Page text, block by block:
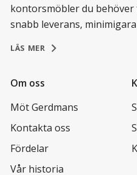
kontorsmöbler du
snabb leverans,
LÄS MER
Om oss
Möt Gerdmans
Kontakta oss
Fördelar
Vår historia